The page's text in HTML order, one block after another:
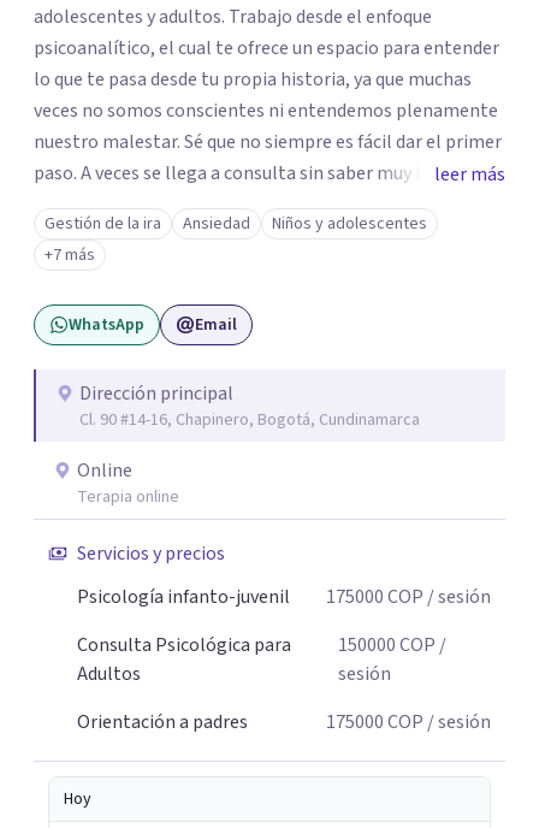
adolescentes y adultos. Trabajo desde el enfoque
psicoanalítico, el cual te ofrece un espacio para entender
lo que te pasa desde tu propia historia, ya que muchas
veces no somos conscientes ni entendemos plenamente
nuestro malestar. Sé que no siempre es fácil dar el primer
paso. A veces se llega a consulta sin saber muy bien qué
decir, o sintiendo que algo no anda bien pero sin poder
nombrarlo. Mi intención es acompañarte en ese proceso,
sin juicios y a tu propio ritmo, para que lo que hoy te pesa
pueda pensarse y transformarse.
leer más
Gestión de la ira Ansiedad
Niños y adolescentes
+7 más
WhatsApp Email
Dirección principal
Cl. 90 #14-16, Chapinero, Bogotá, Cundinamarca
Online
Terapia online
Servicios y precios
Psicología infanto-juvenil
175000COP / sesión
Consulta Psicológica para
Adultos
150000COP /
sesión
Orientación a padres
175000COP / sesión
Hoy